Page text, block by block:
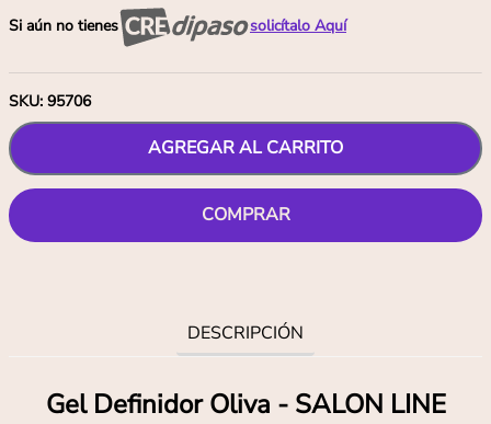
Si aún no tienes solicítalo Aquí
SKU: 95706
AGREGAR AL CARRITO
COMPRAR
DESCRIPCIÓN
Gel Definidor Oliva - SALON LINE